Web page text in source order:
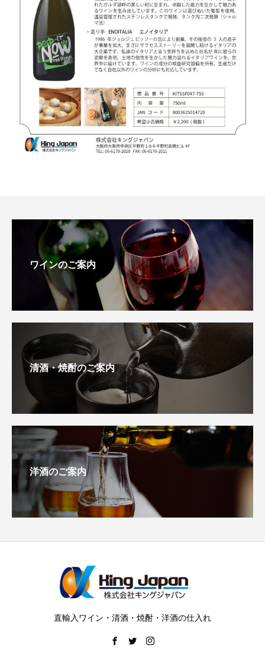
ワインのご案内
清酒・焼酎のご案内
洋酒のご案内
直輸入ワイン・清酒・焼酎・洋酒の仕入れ